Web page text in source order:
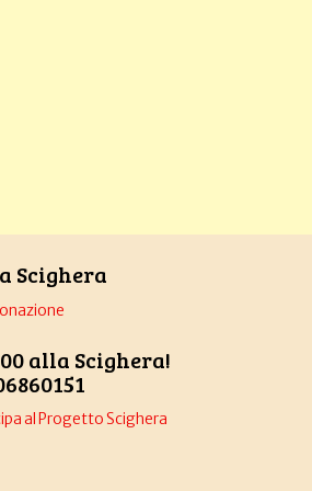
Scighera
alla Scighera!
al Progetto Scighera